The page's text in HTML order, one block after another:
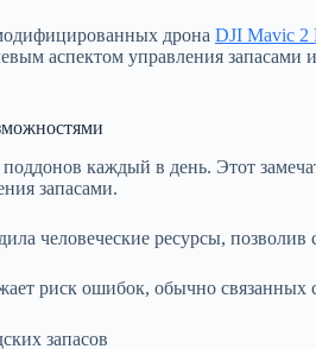
дрона DJI Mavic 2
аспектом управления запасами
каждый в день. Этот
запасами.
человеческие ресурсы,
риск ошибок, обычно